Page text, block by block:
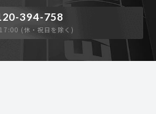
394-758
(休・祝日を除く)